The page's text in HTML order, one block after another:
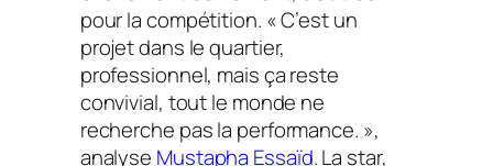
pour la compétition. « C’est un
projet dans le quartier,
professionnel, mais ça reste
convivial, tout le monde ne
recherche pas la performance. »,
analyse Mustapha Essaïd. La star,